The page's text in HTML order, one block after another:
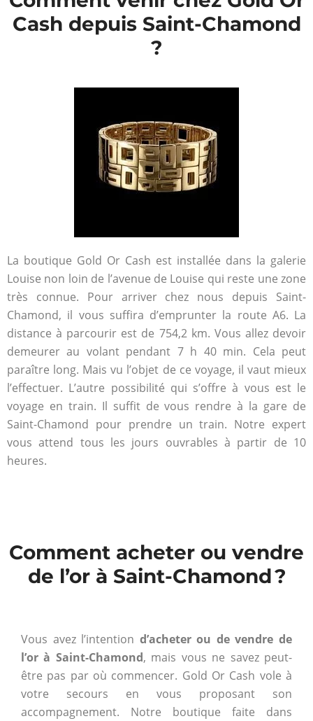
Cash depuis Saint-Chamond
?
La boutique Gold Or Cash est installée dans la galerie
Louise non loin de l’avenue de Louise qui reste une zone
très connue. Pour arriver chez nous depuis Saint-
Chamond, il vous suffira d’emprunter la route A6. La
distance à parcourir est de 754,2 km. Vous allez devoir
demeurer au volant pendant 7 h 40 min. Cela peut
paraître long. Mais vu l’objet de ce voyage, il vaut mieux
l’effectuer. L’autre possibilité qui s’offre à vous est le
voyage en train. Il suffit de vous rendre à la gare de
Saint-Chamond pour prendre un train. Notre expert
vous attend tous les jours ouvrables à partir de 10
heures.
Comment acheter ou vendre
de l’or à Saint-Chamond ?
Vous avez l’intention d’acheter ou de vendre de
l’or à Saint-Chamond, mais vous ne savez peut-
être pas par où commencer. Gold Or Cash vole à
votre secours en vous proposant son
accompagnement. Notre boutique faite dans